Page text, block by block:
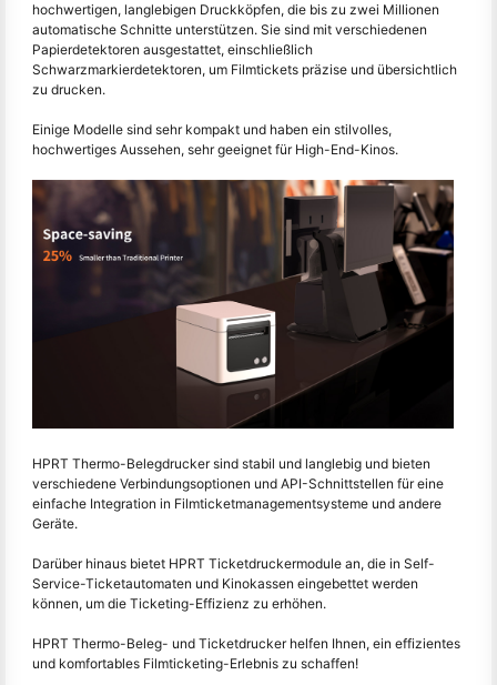
hochwertigen, langlebigen Druckköpfen, die bis zu zwei Millionen
automatische Schnitte unterstützen. Sie sind mit verschiedenen
Papierdetektoren ausgestattet, einschließlich
Schwarzmarkierdetektoren, um Filmtickets präzise und übersichtlich
zu drucken.
Einige Modelle sind sehr kompakt und haben ein stilvolles,
hochwertiges Aussehen, sehr geeignet für High-End-Kinos.
HPRT Thermo-Belegdrucker sind stabil und langlebig und bieten
verschiedene Verbindungsoptionen und API-Schnittstellen für eine
einfache Integration in Filmticketmanagementsysteme und andere
Geräte.
Darüber hinaus bietet HPRT Ticketdruckermodule an, die in Self-
Service-Ticketautomaten und Kinokassen eingebettet werden
können, um die Ticketing-Effizienz zu erhöhen.
HPRT Thermo-Beleg- und Ticketdrucker helfen Ihnen, ein effizientes
und komfortables Filmticketing-Erlebnis zu schaffen!